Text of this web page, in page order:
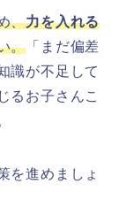
、力を入れる
。 「まだ偏差
識が不足して
るお子さんこ
を進めましょ